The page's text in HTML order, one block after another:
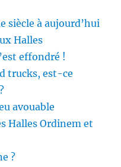
siècle à aujourd’hui
Halles
effondré !
trucks, est-ce
avouable
Halles Ordinem et
?